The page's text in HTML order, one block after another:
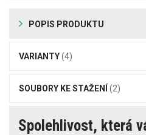
POPIS PRODUKTU
VARIANTY(4)
SOUBORY KE STAŽENÍ (2)
Spolehlivost, která